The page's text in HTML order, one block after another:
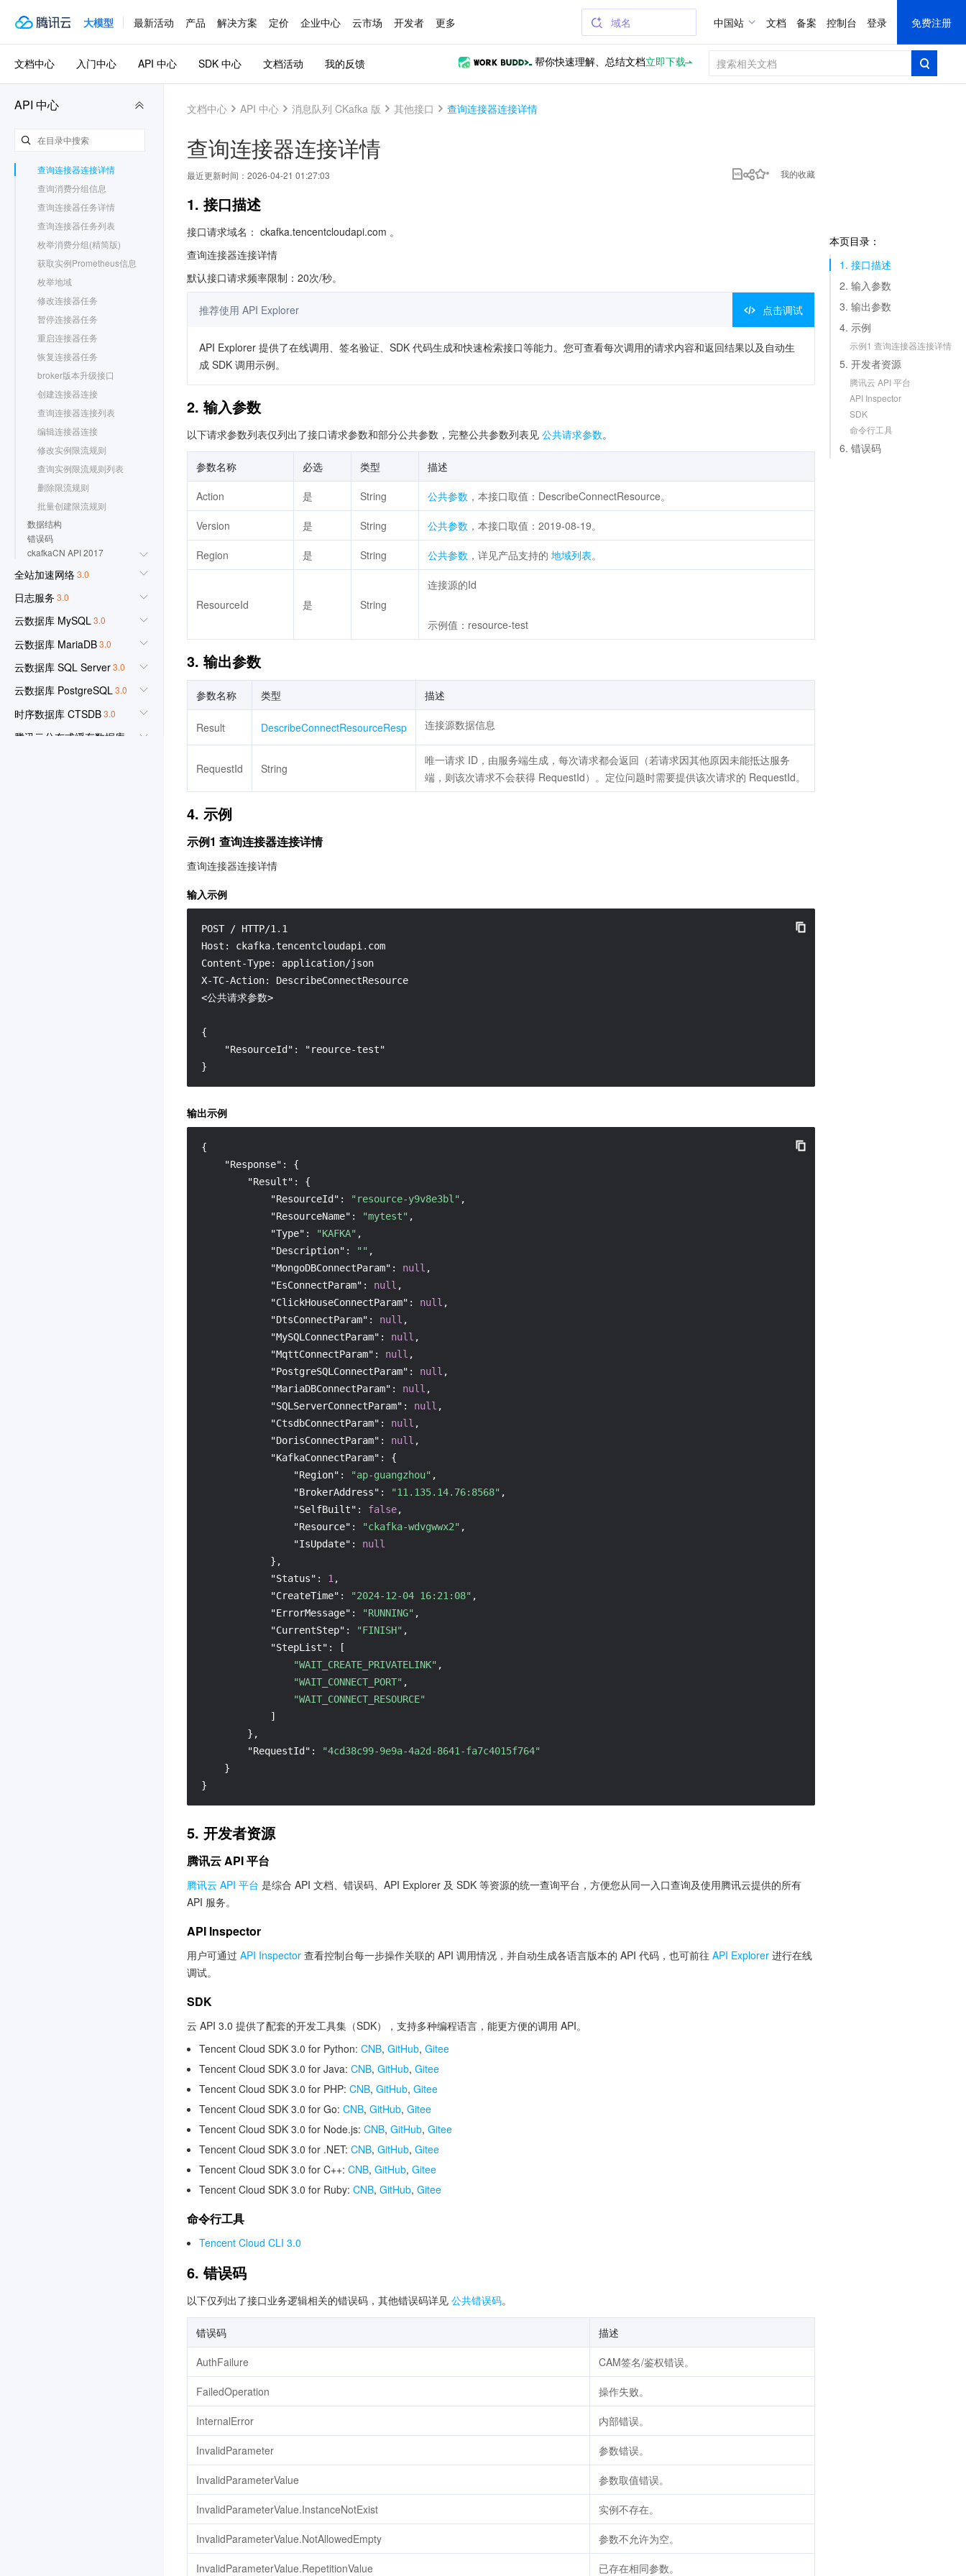
大模型 最新活动 产品 解决方案 定价 企业中心 云市场 开发者 更多 域名 中国站 文档 备案 控制台 登录 免费注册
API 中心
创建token
删除连接器任务
修改路由触发时间
查询连接器连接详情
查询消费分组信息
查询连接器任务详情
查询连接器任务列表
枚举消费分组(精简版)
获取实例Prometheus信息
枚举地域
修改连接器任务
暂停连接器任务
重启连接器任务
恢复连接器任务
broker版本升级接口
创建连接器连接
查询连接器连接列表
编辑连接器连接
修改实例限流规则
查询实例限流规则列表
删除限流规则
批量创建限流规则
数据结构
错误码
ckafkaCN API 2017
全站加速网络3.0
日志服务 3.0
云数据库 MySQL3.0
云数据库 MariaDB3.0
云数据库 SQL Server3.0
云数据库 PostgreSQL3.0
时序数据库 CTSDB3.0
腾讯云分布式缓存数据库
文档中心 入门中心 API 中心 SDK 中心 文档活动 我的反馈 帮你快速理解、总结文档立即下载
文档中心 API 中心 消息队列 CKafka 版 其他接口 查询连接器连接详情
查询连接器连接详情
最近更新时间： 2026-04-21 01:27:03 我的收藏
本页目录：
1. 接口描述
2. 输入参数
3. 输出参数
4. 示例
示例1 查询连接器连接详情
5. 开发者资源
腾讯云 API 平台
API Inspector
SDK
命令行工具
6. 错误码
1. 接口描述
接口请求域名： ckafka.tencentcloudapi.com 。
查询连接器连接详情
默认接口请求频率限制：20次/秒。
推荐使用 API Explorer 点击调试
API Explorer 提供了在线调用、签名验证、SDK 代码生成和快速检索接口等能力。您可查看每次调用的请求内容和返回结果以及自动生
成 SDK 调用示例。
2. 输入参数
以下请求参数列表仅列出了接口请求参数和部分公共参数，完整公共参数列表见 公共请求参数。
参数名称 必选 类型 描述
Action 是 String 公共参数 ，本接口取值：DescribeConnectResource。
Version 是 String 公共参数 ，本接口取值：2019-08-19。
Region 是 String 公共参数 ，详见产品支持的 地域列表。
ResourceId 是 String
连接源的Id
示例值：resource-test
3. 输出参数
参数名称 类型 描述
Result DescribeConnectResourceResp 连接源数据信息
RequestId String
唯一请求 ID，由服务端生成，每次请求都会返回（若请求因其他原因未能抵达服务
端，则该次请求不会获得 RequestId）。定位问题时需要提供该次请求的 RequestId。
4. 示例
示例1 查询连接器连接详情
查询连接器连接详情
输入示例
POST / HTTP/1.1
Host: ckafka.tencentcloudapi.com
Content-Type: application/json
X-TC-Action: DescribeConnectResource
<公共请求参数>
{
    "ResourceId": "reource-test"
}
输出示例
{
"Response" :
{
"Result" :
{
"ResourceId" : "resource-y9v8e3bl" ,
"ResourceName" : "mytest" ,
"Type" : "KAFKA" ,
"Description" : "" ,
"MongoDBConnectParam" : null ,
"EsConnectParam" : null ,
"ClickHouseConnectParam" : null ,
"DtsConnectParam" : null ,
"MySQLConnectParam" : null ,
"MqttConnectParam" : null ,
"PostgreSQLConnectParam" : null ,
"MariaDBConnectParam" : null ,
"SQLServerConnectParam" : null ,
"CtsdbConnectParam" : null ,
"DorisConnectParam" : null ,
"KafkaConnectParam" :
{
"Region" : "ap-guangzhou" ,
"BrokerAddress" : "11.135.14.76:8568" ,
"SelfBuilt" : false,
"Resource" : "ckafka-wdvgwwx2" ,
"IsUpdate" :
null
} ,
"Status" : 1 ,
"CreateTime" : "2024-12-04 16:21:08" ,
"ErrorMessage" : "RUNNING" ,
"CurrentStep" : "FINISH" ,
"StepList" :
[
"WAIT_CREATE_PRIVATELINK" ,
"WAIT_CONNECT_PORT" ,
"WAIT_CONNECT_RESOURCE"
]
} ,
"RequestId" :
"4cd38c99-9e9a-4a2d-8641-fa7c4015f764"
}
}
5. 开发者资源
腾讯云 API 平台
腾讯云 API 平台 是综合 API 文档、错误码、API Explorer 及 SDK 等资源的统一查询平台，方便您从同一入口查询及使用腾讯云提供的所有
API 服务。
API Inspector
用户可通过 API Inspector 查看控制台每一步操作关联的 API 调用情况，并自动生成各语言版本的 API 代码，也可前往 API Explorer 进行在线
调试。
SDK
云 API 3.0 提供了配套的开发工具集（SDK），支持多种编程语言，能更方便的调用 API。
Tencent Cloud SDK 3.0 for Python: CNB, GitHub, Gitee
Tencent Cloud SDK 3.0 for Java: CNB, GitHub, Gitee
Tencent Cloud SDK 3.0 for PHP: CNB, GitHub, Gitee
Tencent Cloud SDK 3.0 for Go: CNB, GitHub, Gitee
Tencent Cloud SDK 3.0 for Node.js: CNB, GitHub, Gitee
Tencent Cloud SDK 3.0 for .NET: CNB, GitHub, Gitee
Tencent Cloud SDK 3.0 for C++: CNB, GitHub, Gitee
Tencent Cloud SDK 3.0 for Ruby: CNB, GitHub, Gitee
命令行工具
Tencent Cloud CLI 3.0
6. 错误码
以下仅列出了接口业务逻辑相关的错误码，其他错误码详见 公共错误码。
错误码 描述
AuthFailure CAM签名/鉴权错误。
FailedOperation 操作失败。
InternalError 内部错误。
InvalidParameter 参数错误。
InvalidParameterValue 参数取值错误。
InvalidParameterValue.InstanceNotExist 实例不存在。
InvalidParameterValue.NotAllowedEmpty 参数不允许为空。
InvalidParameterValue.RepetitionValue 已存在相同参数。